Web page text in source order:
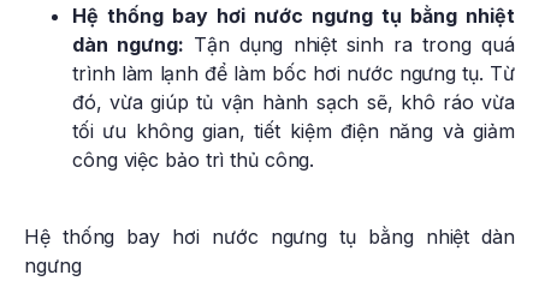
Hệ thống bay hơi nước ngưng tụ bằng nhiệt
dàn ngưng: Tận dụng nhiệt sinh ra trong quá
trình làm lạnh để làm bốc hơi nước ngưng tụ. Từ
đó, vừa giúp tủ vận hành sạch sẽ, khô ráo vừa
tối ưu không gian, tiết kiệm điện năng và giảm
công việc bảo trì thủ công.
Hệ thống bay hơi nước ngưng tụ bằng nhiệt dàn
ngưng